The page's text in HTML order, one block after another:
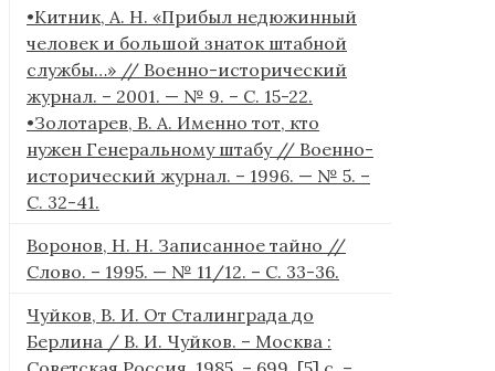
•Китник, А. Н. «Прибыл недюжинный
человек и большой знаток штабной
службы…» // Военно-исторический
журнал. – 2001. — № 9. – С. 15-22.
•Золотарев, В. А. Именно тот, кто
нужен Генеральному штабу // Военно-
исторический журнал. – 1996. — № 5. –
С. 32-41.
Воронов, Н. Н. Записанное тайно //
Слово. – 1995. — № 11/12. – С. 33-36.
Чуйков, В. И. От Сталинграда до
Берлина / В. И. Чуйков. – Москва :